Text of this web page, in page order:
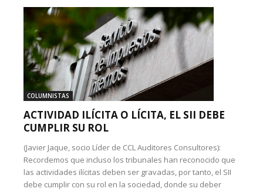
COLUMNISTAS
ACTIVIDAD ILÍCITA O LÍCITA, EL SII DEBE
CUMPLIR SU ROL
(Javier Jaque, socio Líder de CCL Auditores Consultores):
Recordemos que incluso los tribunales han reconocido que
las actividades ilícitas deben ser gravadas, por tanto, el SII
debe cumplir con su rol en la sociedad, donde su deber